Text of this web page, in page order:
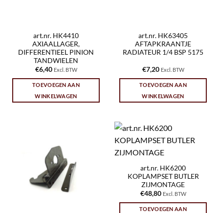
art.nr. HK4410
AXIAALLAGER,
DIFFERENTIEEL PINION
TANDWIELEN
€6,40 Excl. BTW
TOEVOEGEN AAN
WINKELWAGEN
art.nr. HK63405
AFTAPKRAANTJE
RADIATEUR 1/4 BSP 5175
€7,20 Excl. BTW
TOEVOEGEN AAN
WINKELWAGEN
art.nr. HK6200
KOPLAMPSET BUTLER
ZIJMONTAGE
€48,80 Excl. BTW
TOEVOEGEN AAN